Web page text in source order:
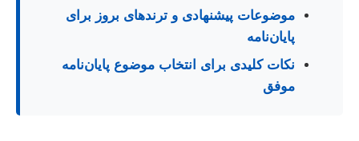
موضوعات پیشنهادی و ترندهای بروز برای
پایان‌نامه
نکات کلیدی برای انتخاب موضوع پایان‌نامه
موفق